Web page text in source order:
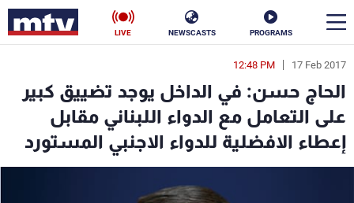
PROGRAMS
NEWSCASTS
LIVE
17 Feb 2017
12:48 PM
الحاج حسن: في الداخل يوجد تضييق كبير
على التعامل مع الدواء اللبناني مقابل
إعطاء الافضلية للدواء الاجنبي المستورد
en
الأخبار
سياسة ناس